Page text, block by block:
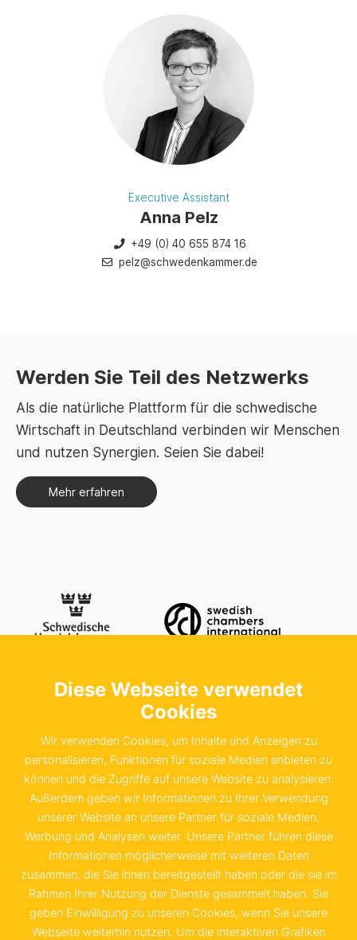
Executive Assistant
Anna Pelz
+49 (0) 40 655 874 16
pelz@schwedenkammer.de
Werden Sie Teil des Netzwerks
Als die natürliche Plattform für die schwedische
Wirtschaft in Deutschland verbinden wir Menschen
und nutzen Synergien. Seien Sie dabei!
Mehr erfahren
Kontaktieren Sie uns
Schwedische Handelskammer in der
Sachsenstraße 6
20097 Hamburg
+49 40 655 874 0
info@schwedenkammer.de
Diese Webseite verwendet
Cookies
Wir verwenden Cookies, um Inhalte und Anzeigen zu
personalisieren, Funktionen für soziale Medien anbieten zu
können und die Zugriffe auf unsere Website zu analysieren.
Außerdem geben wir Informationen zu Ihrer Verwendung
unserer Website an unsere Partner für soziale Medien,
Werbung und Analysen weiter. Unsere Partner führen diese
Informationen möglicherweise mit weiteren Daten
zusammen, die Sie ihnen bereitgestellt haben oder die sie im
Rahmen Ihrer Nutzung der Dienste gesammelt haben. Sie
geben Einwilligung zu unseren Cookies, wenn Sie unsere
Webseite weiterhin nutzen. Um die interaktiven Grafiken